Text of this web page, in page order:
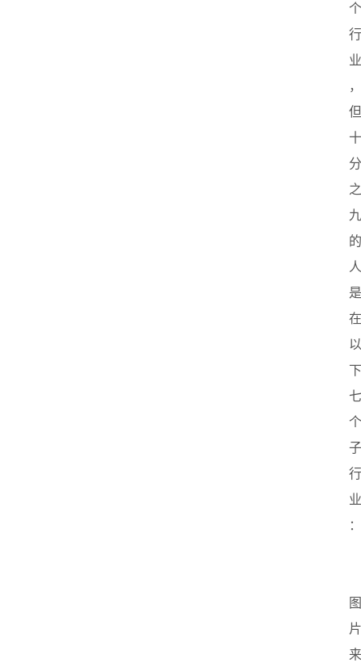
个
行
业
，
但
十
分
之
九
的
人
是
在
以
下
七
个
子
行
业
：
图
片
来